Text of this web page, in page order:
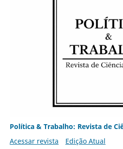
Política & Trabalho: Revista de
Acessar revista
Edição Atual